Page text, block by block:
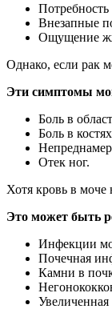
Внезапные
Ощущение
Однако, если рак
Эти симптомы
Боль в
Боль в костях
Отек ног.
Хотя кровь в моче
Это может быть
Инфекции
Почечная
Камни в
Увеличенная